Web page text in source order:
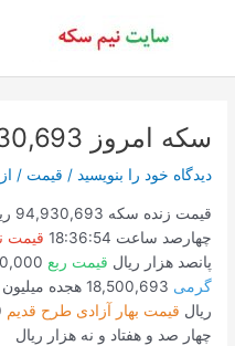
سکه امروز 94,930,693 ساعت 18:36
دیدگاه‌ خود را بنویسید / قیمت / از
چهارصد ساعت 18:36:54
قیمت
پانصد هزار ریال قیمت ربع 33,000,000 سی
گرمی
18,500,693
ریال قیمت بهار آزادی طرح قدیم
چهار صد و هفتاد و نه هزار ریال